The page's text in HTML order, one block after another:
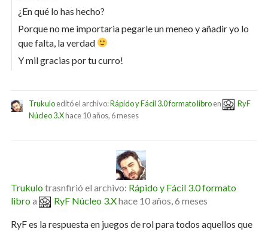
¿En qué lo has hecho?
Porque no me importaria pegarle un meneo y añadir yo lo
que falta, la verdad
Y mil gracias por tu curro!
Trukuloeditó el archivo: Rápido y Fácil 3.0 formato libroen
RyF
Núcleo 3.Xhace 10 años, 6 meses
Trukulotrasnfirió el archivo: Rápido y Fácil 3.0 formato
libroa RyF Núcleo 3.Xhace 10 años, 6 meses
RyF es la respuesta en juegos de rol para todos aquellos que